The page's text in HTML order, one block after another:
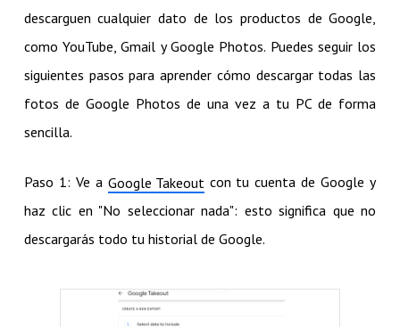
descarguen cualquier dato de los productos de Google,
como YouTube, Gmail y Google Photos. Puedes seguir los
siguientes pasos para aprender cómo descargar todas las
fotos de Google Photos de una vez a tu PC de forma
sencilla.
Paso 1: Ve a Google Takeout con tu cuenta de Google y
haz clic en "No seleccionar nada": esto significa que no
descargarás todo tu historial de Google.